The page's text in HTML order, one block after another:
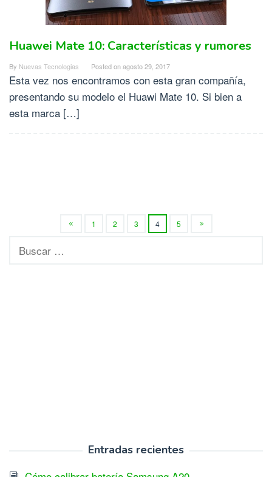
Huawei Mate 10: Características y rumores
By Nuevas Tecnologias Posted onagosto 29, 2017
Esta vez nos encontramos con esta gran compañía,
presentando su modelo el Huawi Mate 10. Si bien a
esta marca […]
1 2 3 4 5
Buscar:
Entradas recientes